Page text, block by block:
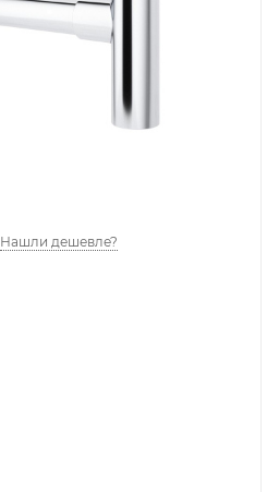
Нашли дешевле?